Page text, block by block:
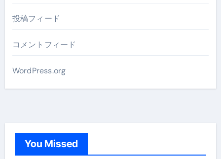
投稿フィード
コメントフィード
WordPress.org
You Missed